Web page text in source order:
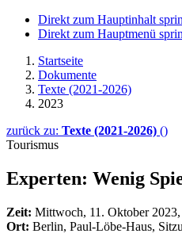
Direkt zum Hauptinhalt
Direkt zum Hauptmenü
Startseite
Dokumente
Texte (2021-2026)
2023
zurück zu: Texte (2021-2026) ()
Tourismus
Experten: Wenig
Zeit: Mittwoch, 11. Oktober
Ort: Berlin, Paul-Löbe-Haus,